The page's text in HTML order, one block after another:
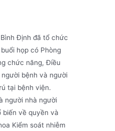
Định đã tổ chức
họp có Phòng
chức năng, Điều
bệnh và người
tại bệnh viện.
người nhà người
biến về quyền và
Kiểm soát nhiễm